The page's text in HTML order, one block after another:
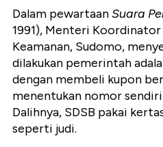
Dalam pewartaanSuara
1991), Menteri
Keamanan, Sudomo,
dilakukan pemerintah
dengan membeli kupon
menentukan nomor
Dalihnya, SDSB pakai
seperti judi.